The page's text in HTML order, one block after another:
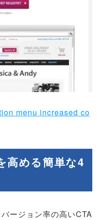
menu increased co
高める簡単な4
ージョン率の高いCTA